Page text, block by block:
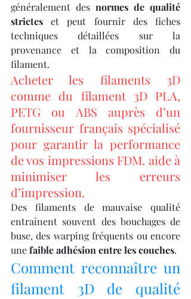
généralement des normes de qualité
strictes et peut fournir des fiches
techniques détaillées sur la
provenance et la composition du
filament.
Acheter les filaments 3D
comme du filament 3D PLA,
PETG ou ABS auprès d’un
fournisseur français spécialisé
pour garantir la performance
de vos impressions FDM. aide à
minimiser les erreurs
d’impression.
Des filaments de mauvaise qualité
entraînent souvent des bouchages de
buse, des warping fréquents ou encore
une faible adhésion entre les couches.
Comment reconnaître un
filament 3D de qualité